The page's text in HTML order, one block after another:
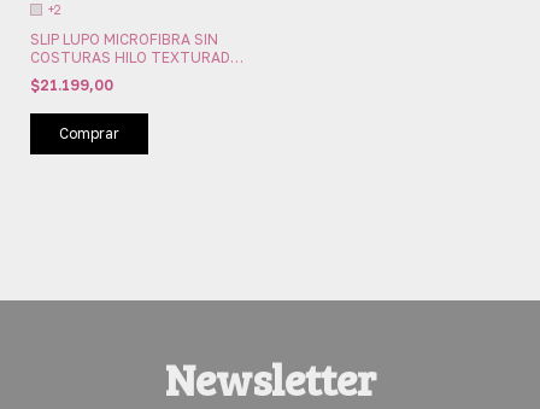
+2
SLIP LUPO MICROFIBRA SIN
COSTURAS HILO TEXTURADO
IMPORTADO (LU624-003)
$21.199,00
Comprar
Newsletter